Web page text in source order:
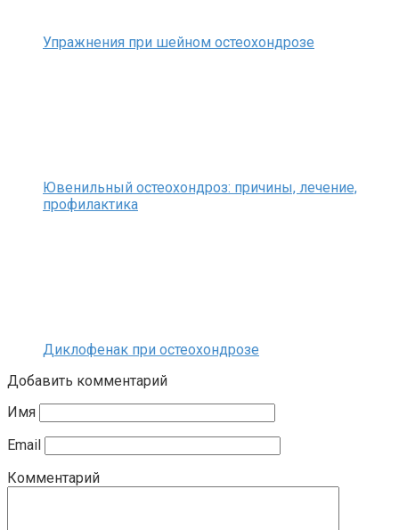
Упражнения при шейном остеохондрозе
Ювенильный остеохондроз: причины, лечение,
профилактика
Диклофенак при остеохондрозе
Добавить комментарий
Имя
Email
Комментарий